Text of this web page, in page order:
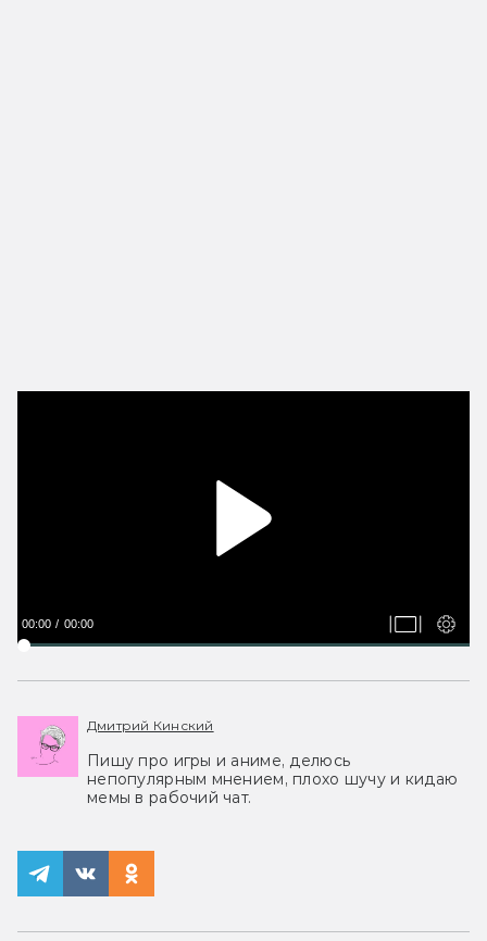
00:00 00:00
Дмитрий Кинский
Пишу про игры и аниме, делюсь
непопулярным мнением, плохо шучу и кидаю
мемы в рабочий чат.